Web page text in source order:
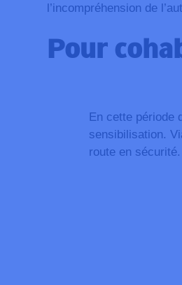
l’incompréhension de
Pour
En cette période
sensibilisation.
route en sécurité.